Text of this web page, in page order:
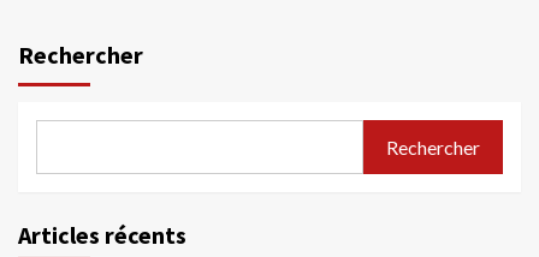
Rechercher
Rechercher
Articles récents